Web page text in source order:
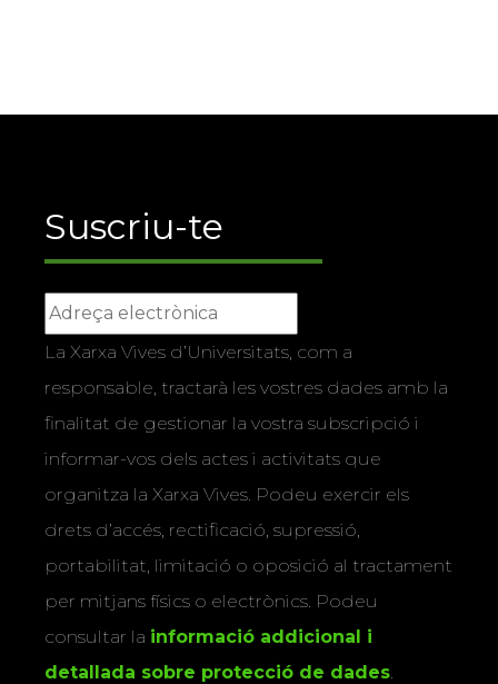
Suscriu-te
La Xarxa Vives d’Universitats, com a
responsable, tractarà les vostres dades amb la
finalitat de gestionar la vostra subscripció i
informar-vos dels actes i activitats que
organitza la Xarxa Vives. Podeu exercir els
drets d’accés, rectificació, supressió,
portabilitat, limitació o oposició al tractament
per mitjans físics o electrònics. Podeu
consultar la informació addicional i
detallada sobre protecció de dades